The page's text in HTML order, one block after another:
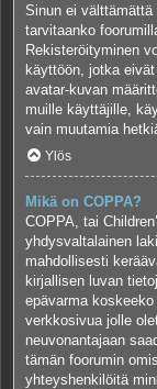
Sinun ei
tarvitaanko
Rekisteröityminen
käyttöön, jotka
avatar-kuvan
muille käyttäjille,
vain muutamia
Ylös
Mikä on COPPA?
COPPA, tai
yhdysvaltalainen
mahdollisesti
kirjallisen luvan
epävarma
verkkosivua jolle
neuvonantajaan
tämän foorumin
yhteyshenkilöitä